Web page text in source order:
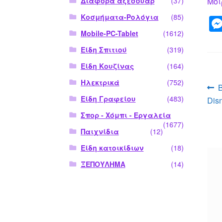
Κοσμήματα-Ρολόγια
(85)
Mobile-PC-Tablet
(1612)
Είδη Σπιτιού
(319)
Είδη Κουζίνας
(164)
Ηλεκτρικά
(752)
Είδη Γραφείου
(483)
Σπορ - Χόμπι - Εργαλεία
(1677)
Παιχνίδια
(12)
Είδη κατοικίδιων
(18)
ΞΕΠΟΥΛΗΜΑ
(14)